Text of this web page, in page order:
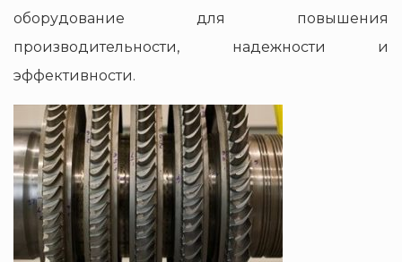
оборудование для повышения
производительности, надежности и
эффективности.